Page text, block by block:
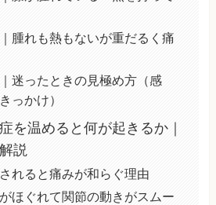
腫れも熱もないが重だるく痛
迷ったときの見極め方（感
っかけ）
を温めると何が起きるか｜
説
れると痛みが和らぐ理由
ほぐれて関節の動きがスムー